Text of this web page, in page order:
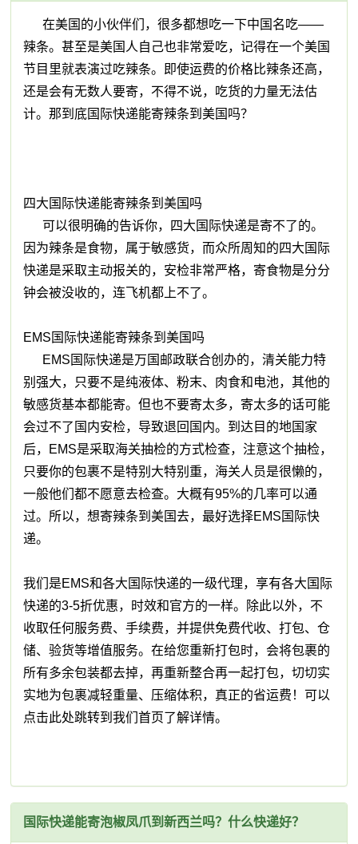
在美国的小伙伴们，很多都想吃一下中国名吃——
辣条。甚至是美国人自己也非常爱吃，记得在一个美国
节目里就表演过吃辣条。即使运费的价格比辣条还高，
还是会有无数人要寄，不得不说，吃货的力量无法估
计。那到底国际快递能寄辣条到美国吗？
四大国际快递能寄辣条到美国吗
可以很明确的告诉你，四大国际快递是寄不了的。
因为辣条是食物，属于敏感货，而众所周知的四大国际
快递是采取主动报关的，安检非常严格，寄食物是分分
钟会被没收的，连飞机都上不了。
EMS国际快递能寄辣条到美国吗
EMS国际快递是万国邮政联合创办的，清关能力特
别强大，只要不是纯液体、粉末、肉食和电池，其他的
敏感货基本都能寄。但也不要寄太多，寄太多的话可能
会过不了国内安检，导致退回国内。到达目的地国家
后，EMS是采取海关抽检的方式检查，注意这个抽检，
只要你的包裹不是特别大特别重，海关人员是很懒的，
一般他们都不愿意去检查。大概有95%的几率可以通
过。所以，想寄辣条到美国去，最好选择EMS国际快
递。
我们是EMS和各大国际快递的一级代理，享有各大国际
快递的3-5折优惠，时效和官方的一样。除此以外，不
收取任何服务费、手续费，并提供免费代收、打包、仓
储、验货等增值服务。在给您重新打包时，会将包裹的
所有多余包装都去掉，再重新整合再一起打包，切切实
实地为包裹减轻重量、压缩体积，真正的省运费！可以
点击此处跳转到我们首页了解详情。
国际快递能寄泡椒凤爪到新西兰吗？什么快递好？